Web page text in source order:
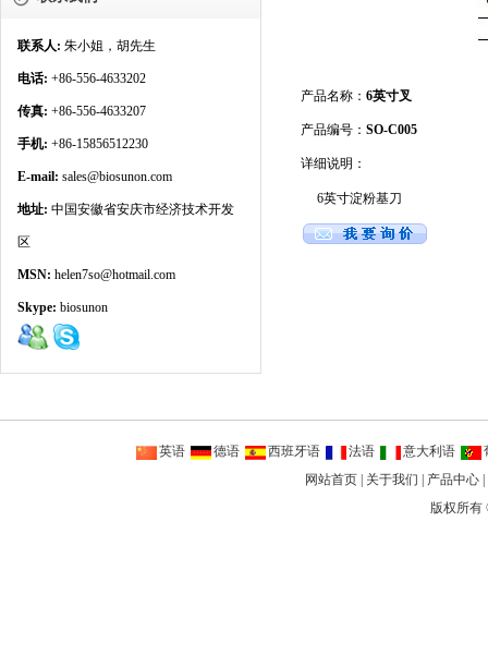
联系人: 朱小姐，胡先生
电话: +86-556-4633202
传真: +86-556-4633207
手机: +86-15856512230
E-mail: sales@biosunon.com
地址: 中国安徽省安庆市经济技术开发
区
MSN: helen7so@hotmail.com
Skype: biosunon
产品名称：6英寸叉
产品编号：SO-C005
详细说明：
6英寸淀粉基刀
英语 德语 西班牙语 法语 意大利语
网站首页
关于我们 产品中心
版权所有